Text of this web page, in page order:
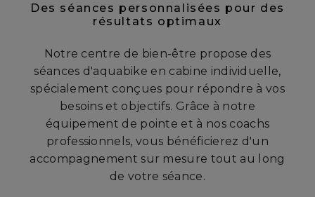
Des séances personnalisées pour des
résultats optimaux
Notre centre de bien-être propose des
séances d'aquabike en cabine individuelle,
spécialement conçues pour répondre à vos
besoins et objectifs. Grâce à notre
équipement de pointe et à nos coachs
professionnels, vous bénéficierez d'un
accompagnement sur mesure tout au long
de votre séance.